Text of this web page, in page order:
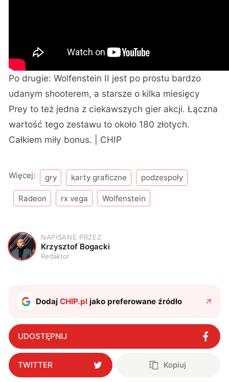
Po drugie: Wolfenstein II jest po prostu bardzo
udanym shooterem, a starsze o kilka miesięcy
Prey to też jedna z ciekawszych gier akcji. Łączna
wartość tego zestawu to około 180 złotych.
Całkiem miły bonus. | CHIP
Więcej: gry karty graficzne podzespoły
Radeon rx vega Wolfenstein
K
NAPISANE PRZEZ
Krzysztof Bogacki
Redaktor
DodajCHIP.pl jako preferowane źródło
UDOSTĘPNIJ
TWITTER Kopiuj